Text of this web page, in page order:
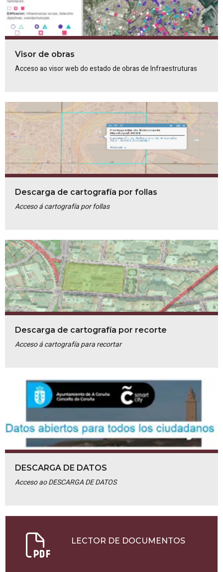
Visor de obras
Acceso ao visor web do estado de obras de Infraestruturas
Descarga de cartografía por follas
Acceso á cartografía por follas
Descarga de cartografía por recorte
Acceso á cartografía para recortar
DESCARGA DE DATOS
Acceso ao DESCARGA DE DATOS
LECTOR DE DOCUMENTOS